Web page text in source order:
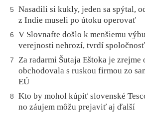
5
Nasadili si kukly, jeden sa spýtal,
z Indie museli po útoku operovať
6
V Slovnafte došlo k menšiemu
verejnosti nehrozí, tvrdí spoločnosť
7
Za radarmi Šutaja Eštoka je zrejme
obchodovala s ruskou firmou zo
EÚ
8
Kto by mohol kúpiť slovenské
no záujem môžu prejaviť aj ďalší